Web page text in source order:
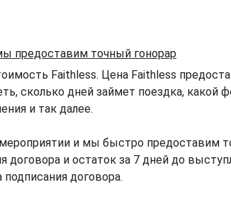
предоставим точный гонорар
Faithless. Цена Faithless
сколько дней займет поездка,
и так далее.
и мы быстро предоставим
и остаток за 7 дней до
договора.